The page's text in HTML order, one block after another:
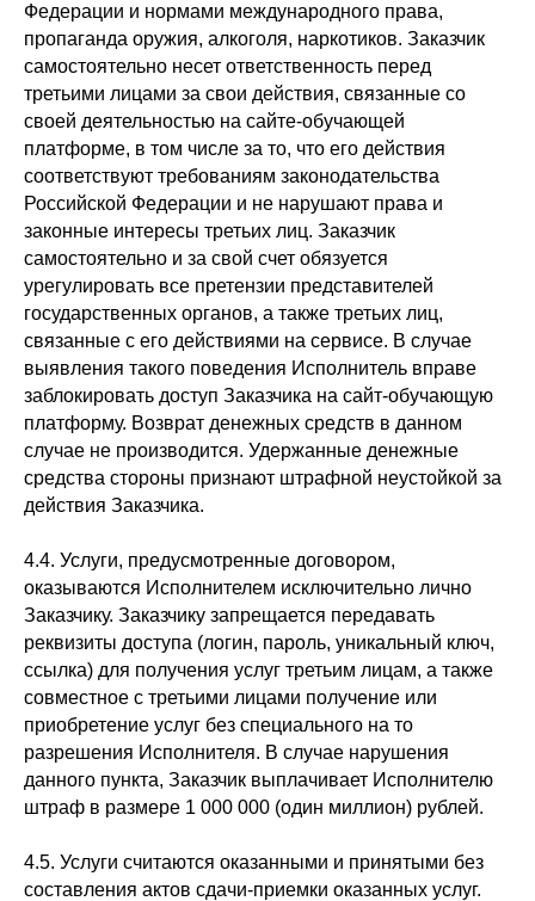
Федерации и нормами международного права,
пропаганда оружия, алкоголя, наркотиков. Заказчик
самостоятельно несет ответственность перед
третьими лицами за свои действия, связанные со
своей деятельностью на сайте-обучающей
платформе, в том числе за то, что его действия
соответствуют требованиям законодательства
Российской Федерации и не нарушают права и
законные интересы третьих лиц. Заказчик
самостоятельно и за свой счет обязуется
урегулировать все претензии представителей
государственных органов, а также третьих лиц,
связанные с его действиями на сервисе. В случае
выявления такого поведения Исполнитель вправе
заблокировать доступ Заказчика на сайт-обучающую
платформу. Возврат денежных средств в данном
случае не производится. Удержанные денежные
средства стороны признают штрафной неустойкой за
действия Заказчика.
4.4. Услуги, предусмотренные договором,
оказываются Исполнителем исключительно лично
Заказчику. Заказчику запрещается передавать
реквизиты доступа (логин, пароль, уникальный ключ,
ссылка) для получения услуг третьим лицам, а также
совместное с третьими лицами получение или
приобретение услуг без специального на то
разрешения Исполнителя. В случае нарушения
данного пункта, Заказчик выплачивает Исполнителю
штраф в размере 1 000 000 (один миллион) рублей.
4.5. Услуги считаются оказанными и принятыми без
составления актов сдачи-приемки оказанных услуг.